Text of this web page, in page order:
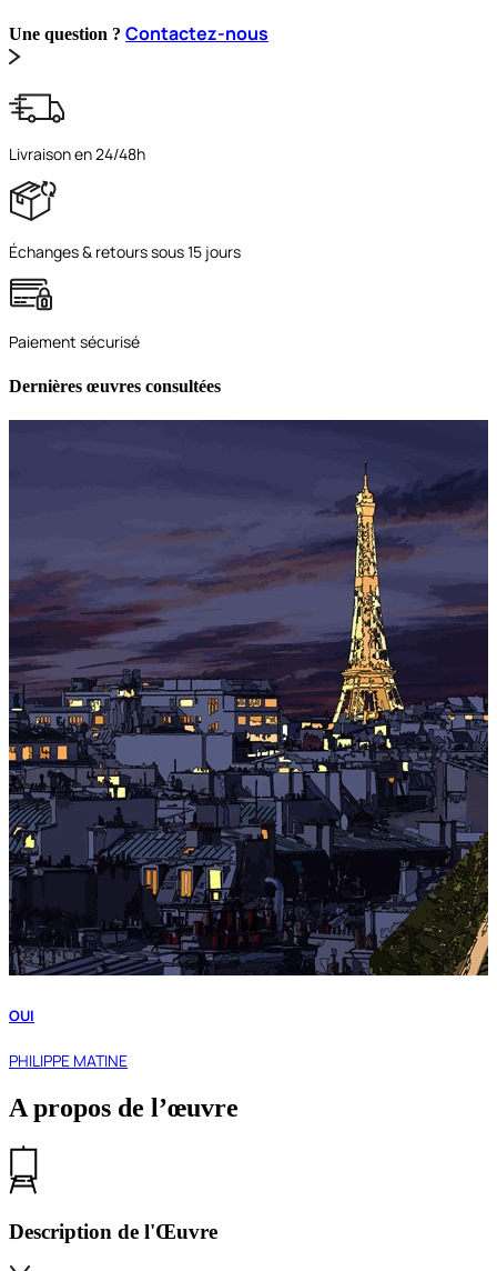
Une question ? Contactez-nous
Livraison en 24/48h
Échanges & retours sous 15 jours
Paiement sécurisé
Dernières œuvres consultées
OUI
PHILIPPE MATINE
A propos de l’œuvre
Description de l'Œuvre